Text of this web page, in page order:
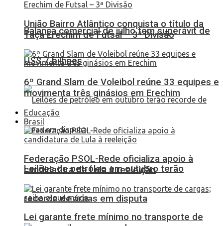
Balança comercial de julho tem superávit de
US$ 7 bilhões
Leilões de petróleo em outubro terão
recorde de áreas em disputa
União Bairro Atlântico conquista o título da
Taça Erechim de Futsal – 3ª Divisão
6º Grand Slam de Voleibol reúne 33 equipes e
movimenta três ginásios em Erechim
Educação
Brasil
Federação PSOL-Rede oficializa apoio à
candidatura de Lula à reeleição
Lei garante frete mínimo no transporte de